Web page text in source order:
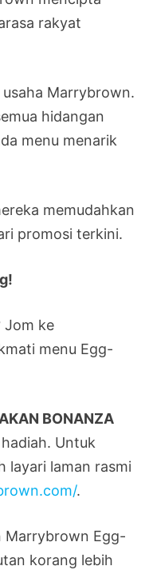
rakyat
Marrybrown.
hidangan
menu menarik
memudahkan
promosi terkini.
Jom ke
menu Egg-
BONANZA
Untuk
layari laman rasmi
.
Marrybrown Egg-
korang lebih